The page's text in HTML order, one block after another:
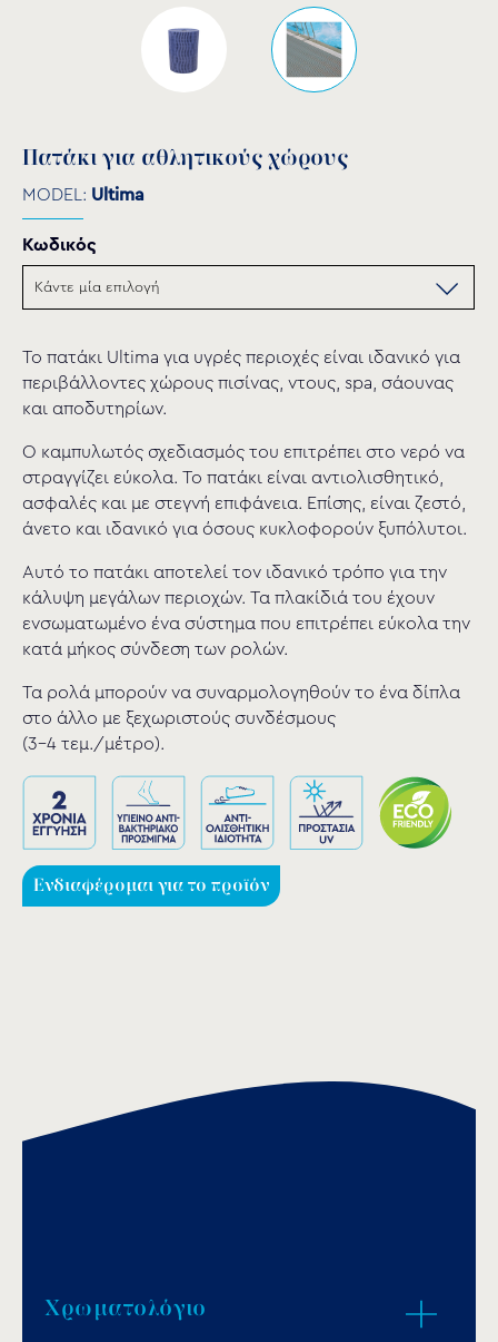
Πατάκι για αθλητικούς χώρους
MODEL: Ultima
Κωδικός
Το πατάκι Ultima για υγρές περιοχές είναι ιδανικό για
περιβάλλοντες χώρους πισίνας, ντους, spa, σάουνας
και αποδυτηρίων.
Ο καμπυλωτός σχεδιασμός του επιτρέπει στο νερό να
στραγγίζει εύκολα. Το πατάκι είναι αντιολισθητικό,
ασφαλές και με στεγνή επιφάνεια. Επίσης, είναι ζεστό,
άνετο και ιδανικό για όσους κυκλοφορούν ξυπόλυτοι.
Αυτό το πατάκι αποτελεί τον ιδανικό τρόπο για την
κάλυψη μεγάλων περιοχών. Τα πλακίδιά του έχουν
ενσωματωμένο ένα σύστημα που επιτρέπει εύκολα την
κατά μήκος σύνδεση των ρολών.
Τα ρολά μπορούν να συναρμολογηθούν το ένα δίπλα
στο άλλο με ξεχωριστούς συνδέσμους
(3-4 τεμ./μέτρο).
Ενδιαφέρομαι για το προϊόν
Χρωματολόγιο